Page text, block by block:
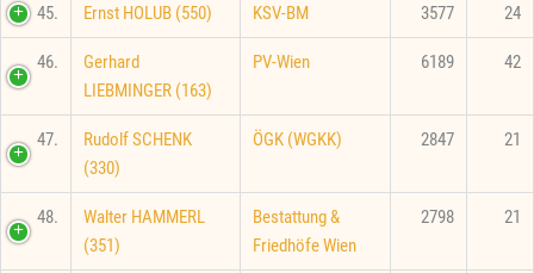
45. Ernst HOLUB (550) KSV-BM 3577 24
46.
Gerhard
LIEBMINGER (163)
PV-Wien 6189 42
47.
Rudolf SCHENK
(330)
ÖGK (WGKK) 2847 21
48.
Walter HAMMERL
(351)
Bestattung &
Friedhöfe Wien
2798 21